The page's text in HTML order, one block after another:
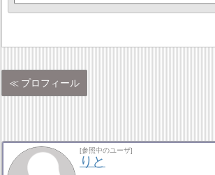
プロフィール
[参照中のユーザ]
りと